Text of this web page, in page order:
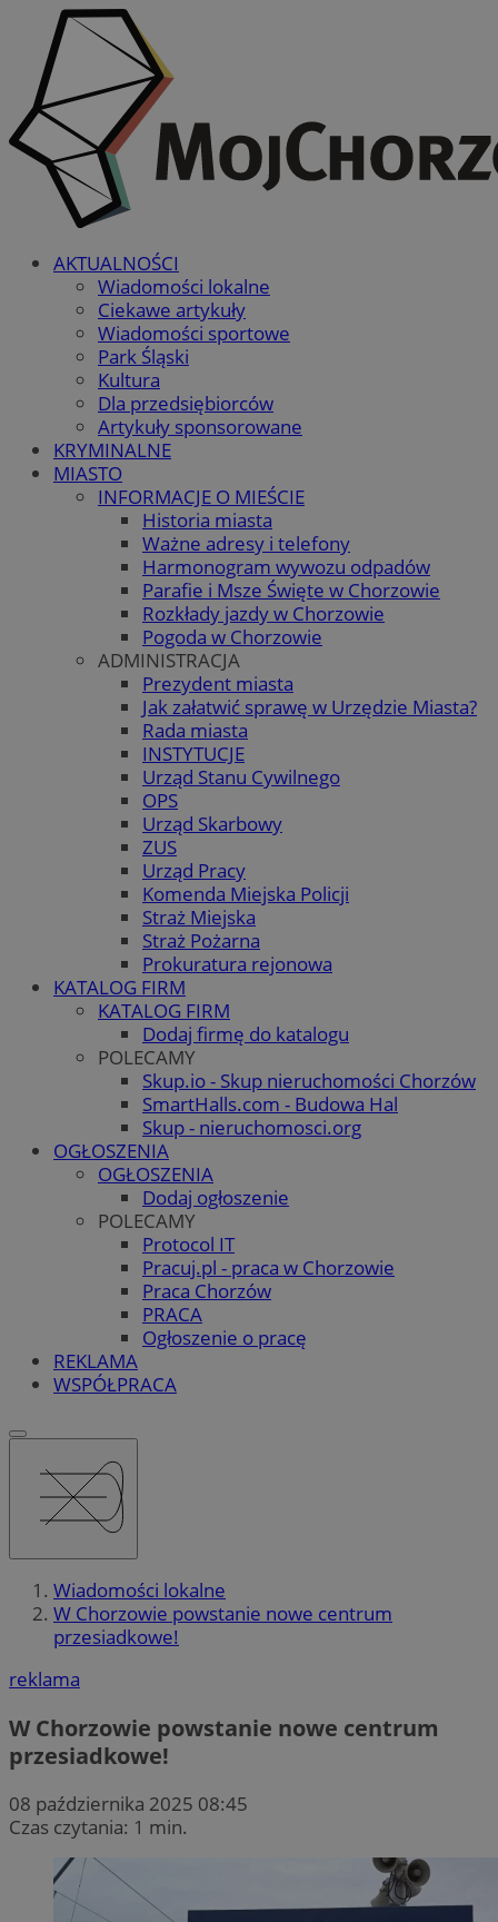
AKTUALNOŚCI
Wiadomości lokalne
Ciekawe artykuły
Wiadomości sportowe
Park Śląski
Kultura
Dla przedsiębiorców
Artykuły sponsorowane
KRYMINALNE
MIASTO
INFORMACJE O MIEŚCIE
Historia miasta
Ważne adresy i telefony
Harmonogram wywozu odpadów
Parafie i Msze Święte w Chorzowie
Rozkłady jazdy w Chorzowie
Pogoda w Chorzowie
ADMINISTRACJA
Prezydent miasta
Jak załatwić sprawę w Urzędzie Miasta?
Rada miasta
INSTYTUCJE
Urząd Stanu Cywilnego
OPS
Urząd Skarbowy
ZUS
Urząd Pracy
Komenda Miejska Policji
Straż Miejska
Straż Pożarna
Prokuratura rejonowa
KATALOG FIRM
KATALOG FIRM
Dodaj firmę do katalogu
POLECAMY
Skup.io - Skup nieruchomości Chorzów
SmartHalls.com - Budowa Hal
Skup - nieruchomosci.org
OGŁOSZENIA
OGŁOSZENIA
Dodaj ogłoszenie
POLECAMY
Protocol IT
Pracuj.pl - praca w Chorzowie
Praca Chorzów
PRACA
Ogłoszenie o pracę
REKLAMA
WSPÓŁPRACA
Wiadomości lokalne
W Chorzowie powstanie nowe centrum
przesiadkowe!
reklama
W Chorzowie powstanie nowe centrum
przesiadkowe!
08 października 2025 08:45
Czas czytania: 1 min.